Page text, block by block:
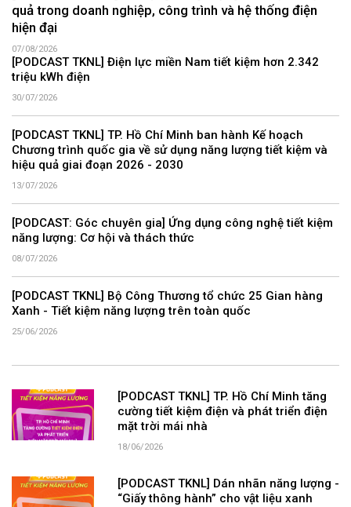
quả trong doanh nghiệp, công trình và hệ thống điện
hiện đại
07/08/2026
[PODCAST TKNL] Điện lực miền Nam tiết kiệm hơn 2.342
triệu kWh điện
30/07/2026
[PODCAST TKNL] TP. Hồ Chí Minh ban hành Kế hoạch
Chương trình quốc gia về sử dụng năng lượng tiết kiệm và
hiệu quả giai đoạn 2026 - 2030
13/07/2026
[PODCAST: Góc chuyên gia] Ứng dụng công nghệ tiết kiệm
năng lượng: Cơ hội và thách thức
08/07/2026
[PODCAST TKNL] Bộ Công Thương tổ chức 25 Gian hàng
Xanh - Tiết kiệm năng lượng trên toàn quốc
25/06/2026
[PODCAST TKNL] TP. Hồ Chí Minh tăng
cường tiết kiệm điện và phát triển điện
mặt trời mái nhà
18/06/2026
[PODCAST TKNL] Dán nhãn năng lượng -
“Giấy thông hành” cho vật liệu xanh